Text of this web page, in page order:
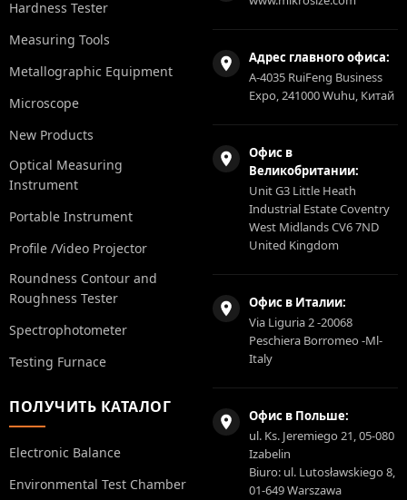
Hardness Tester
Measuring Tools
Metallographic Equipment
Microscope
New Products
Optical Measuring
Instrument
Portable Instrument
Profile /Video Projector
Roundness Contour and
Roughness Tester
Spectrophotometer
Testing Furnace
ПОЛУЧИТЬ КАТАЛОГ
Electronic Balance
Environmental Test Chamber
Адрес главного офиса:
A-4035 RuiFeng Business
Expo, 241000 Wuhu, Китай
Офис в
Великобритании:
Unit G3 Little Heath
Industrial Estate Coventry
West Midlands CV6 7ND
United Kingdom
Офис в Италии:
Via Liguria 2 -20068
Peschiera Borromeo -Ml-
Italy
Офис в Польше:
ul. Ks. Jeremiego 21, 05-080
Izabelin
Biuro: ul. Lutosławskiego 8,
01-649 Warszawa